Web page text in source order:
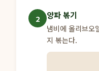
2 양파 볶기
냄비에 올리브오
지 볶는다.